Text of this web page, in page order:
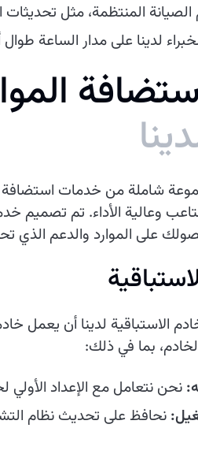
المنتظمة، مثل تحديثات
لدينا على مدار الساعة
ستضافة الموا
دينا
شاملة من خدمات استضافة
وعالية الأداء. تم تصميم
على الموارد والدعم الذي
الاستباقية لدينا أن يعمل
بما في ذلك:
نحن نتعامل مع الإعداد
نحافظ على تحديث نظام